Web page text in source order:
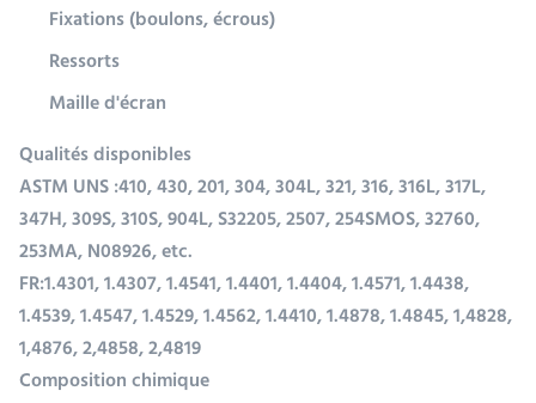
Fixations (boulons, écrous)
Ressorts
Maille d'écran
Qualités disponibles
ASTM UNS :410, 430, 201, 304, 304L, 321, 316, 316L, 317L,
347H, 309S, 310S, 904L, S32205, 2507, 254SMOS, 32760,
253MA, N08926, etc.
FR:1.4301, 1.4307, 1.4541, 1.4401, 1.4404, 1.4571, 1.4438,
1.4539, 1.4547, 1.4529, 1.4562, 1.4410, 1.4878, 1.4845, 1,4828,
1,4876, 2,4858, 2,4819
Composition chimique